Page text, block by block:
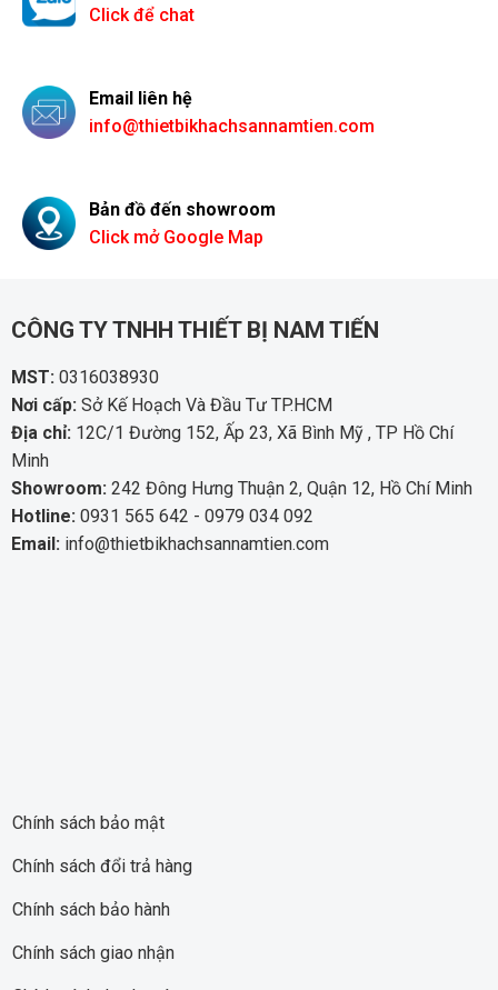
Click để chat
Email liên hệ
info@thietbikhachsannamtien.com
Bản đồ đến showroom
Click mở Google Map
CÔNG TY TNHH THIẾT BỊ NAM TIẾN
MST: 0316038930
Nơi cấp: Sở Kế Hoạch Và Đầu Tư TP.HCM
Địa chỉ: 12C/1 Đường 152, Ấp 23, Xã Bình Mỹ , TP Hồ Chí
Minh
Showroom: 242 Đông Hưng Thuận 2, Quận 12, Hồ Chí Minh
Hotline: 0931 565 642 - 0979 034 092
Email: info@thietbikhachsannamtien.com
Chính sách bảo mật
Chính sách đổi trả hàng
Chính sách bảo hành
Chính sách giao nhận